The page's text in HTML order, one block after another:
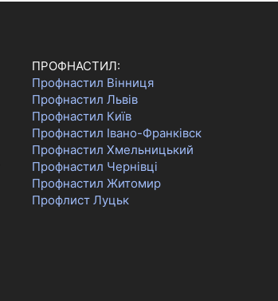
ПРОФНАСТИЛ:
Профнастил Вінниця
Профнастил Львів
Профнастил Київ
Профнастил Івано-Франківск
Профнастил Хмельницький
Профнастил Чернівці
Профнастил Житомир
Профлист Луцьк